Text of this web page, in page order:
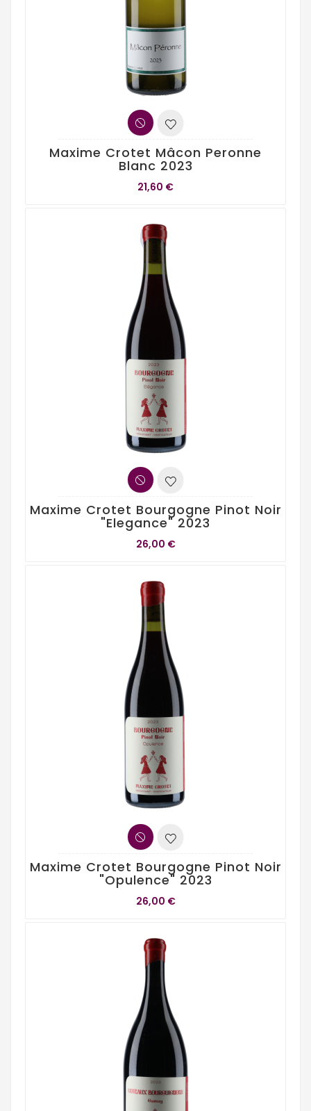
Maxime Crotet Mâcon Peronne
Blanc 2023
21,60 €
Maxime Crotet Bourgogne Pinot Noir
"Elegance" 2023
26,00 €
Maxime Crotet Bourgogne Pinot Noir
"Opulence" 2023
26,00 €